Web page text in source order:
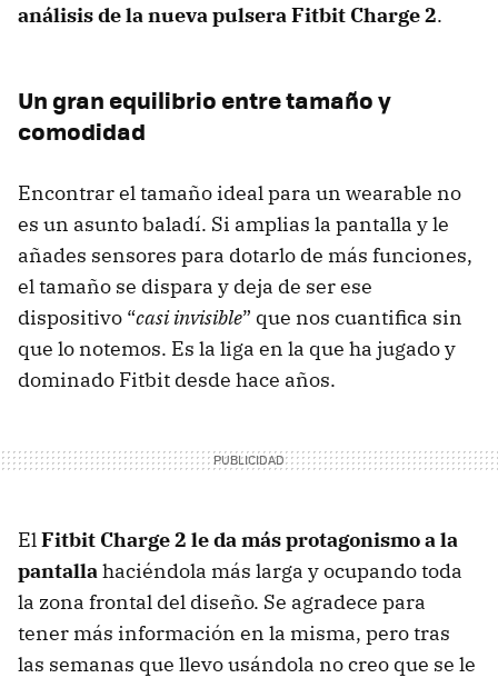
análisis de la nueva pulsera Fitbit Charge 2.
Un gran equilibrio entre tamaño y
comodidad
Encontrar el tamaño ideal para un wearable no
es un asunto baladí. Si amplias la pantalla y le
añades sensores para dotarlo de más funciones,
el tamaño se dispara y deja de ser ese
dispositivo “casi invisible” que nos cuantifica sin
que lo notemos. Es la liga en la que ha jugado y
dominado Fitbit desde hace años.
ElFitbit Charge 2 le da más protagonismo a la
pantallahaciéndola más larga y ocupando toda
la zona frontal del diseño. Se agradece para
tener más información en la misma, pero tras
las semanas que llevo usándola no creo que se le